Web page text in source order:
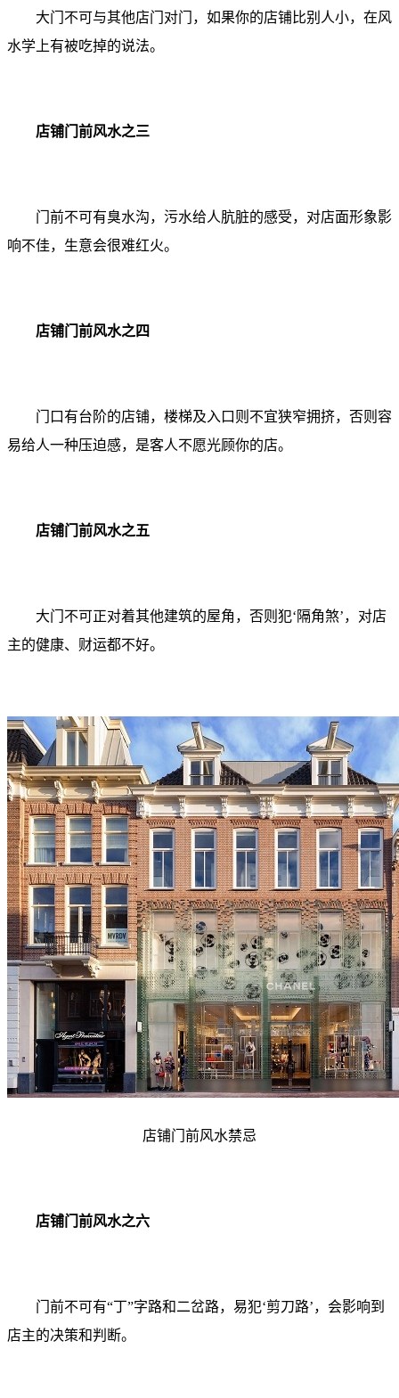
大门不可与其他店门对门，如果你的店铺比别人小，在风
水学上有被吃掉的说法。
店铺门前风水之三
门前不可有臭水沟，污水给人肮脏的感受，对店面形象影
响不佳，生意会很难红火。
店铺门前风水之四
门口有台阶的店铺，楼梯及入口则不宜狭窄拥挤，否则容
易给人一种压迫感，是客人不愿光顾你的店。
店铺门前风水之五
大门不可正对着其他建筑的屋角，否则犯‘隔角煞’，对店
主的健康、财运都不好。
店铺门前风水禁忌
店铺门前风水之六
门前不可有“丁”字路和二岔路，易犯‘剪刀路’，会影响到
店主的决策和判断。